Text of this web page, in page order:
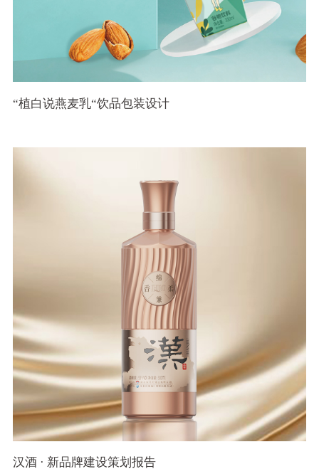
“植白说燕麦乳“饮品包装设计
汉酒 · 新品牌建设策划报告